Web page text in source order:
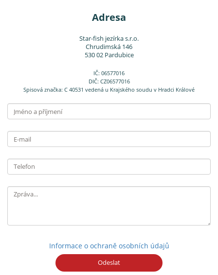
Adresa
Star-fish jezírka s.r.o.
Chrudimská 146
530 02 Pardubice
IČ: 06577016
DIČ: CZ06577016
Spisová značka: C 40531 vedená u Krajského soudu v Hradci Králové
Informace o ochraně osobních údajů
Odeslat